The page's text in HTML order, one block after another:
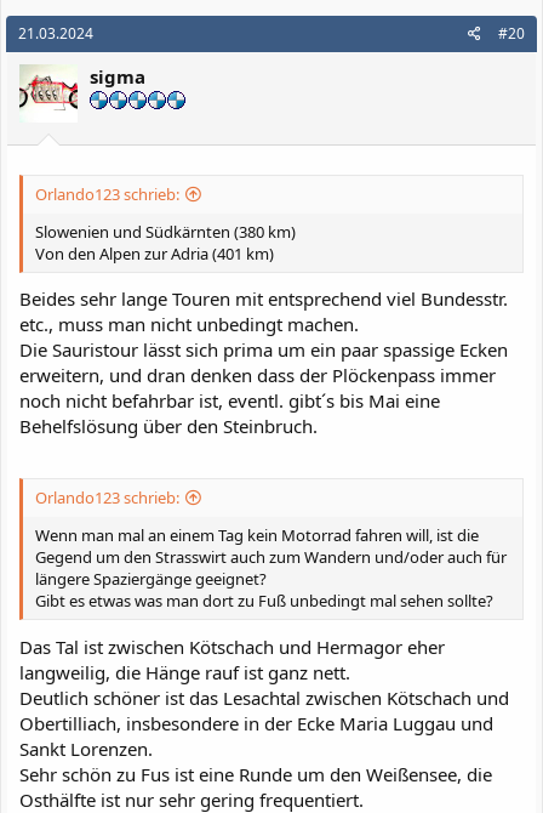
k
t
i
o
n
n
21.03.2024 #20
sigma
Orlando123 schrieb:
Slowenien und Südkärnten (380 km)
Von den Alpen zur Adria (401 km)
Beides sehr lange Touren mit entsprechend viel Bundesstr.
etc., muss man nicht unbedingt machen.
Die Sauristour lässt sich prima um ein paar spassige Ecken
erweitern, und dran denken dass der Plöckenpass immer
noch nicht befahrbar ist, eventl. gibt´s bis Mai eine
Behelfslösung über den Steinbruch.
Orlando123 schrieb:
Wenn man mal an einem Tag kein Motorrad fahren will, ist die
Gegend um den Strasswirt auch zum Wandern und/oder auch für
längere Spaziergänge geeignet?
Gibt es etwas was man dort zu Fuß unbedingt mal sehen sollte?
Das Tal ist zwischen Kötschach und Hermagor eher
langweilig, die Hänge rauf ist ganz nett.
Deutlich schöner ist das Lesachtal zwischen Kötschach und
Obertilliach, insbesondere in der Ecke Maria Luggau und
Sankt Lorenzen.
Sehr schön zu Fus ist eine Runde um den Weißensee, die
Osthälfte ist nur sehr gering frequentiert.